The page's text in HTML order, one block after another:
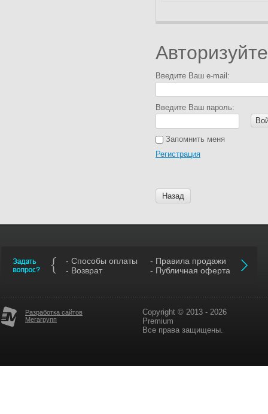
Введите Ваш e-mail:
Введите Ваш пароль:
Запомнить меня
Регистрация
Назад
Copyright © 2013 - 2026
Premium
Все права защищены.
Разработка сайтов
Мегагрупп
- Способы оплаты
- Возврат
- Правила продажи
- Публичная оферта